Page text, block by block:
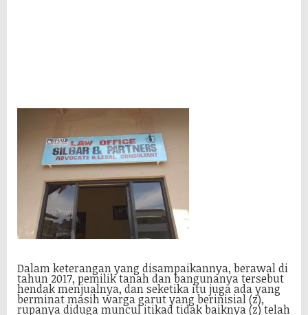
Dalam keterangan yang disampaikannya, berawal di
tahun 2017, pemilik tanah dan bangunanya tersebut
hendak menjualnya, dan seketika itu juga ada yang
berminat masih warga garut yang berinisial (z),
rupanya diduga muncul itikad tidak baiknya (z) telah